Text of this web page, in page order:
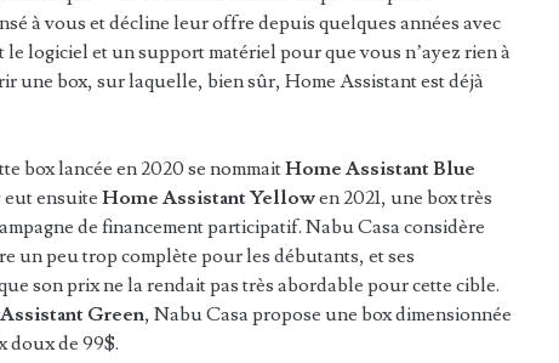
à vous et décline leur offre depuis quelques années avec
logiciel et un support matériel pour que vous n’ayez rien à
une box, sur laquelle, bien sûr, Home Assistant est déjà
box lancée en 2020 se nommaitHome Assistant Blue
eut ensuiteHome Assistant Yellowen 2021, une box très
de financement participatif. Nabu Casa considère
un peu trop complète pour les débutants, et ses
son prix ne la rendait pas très abordable pour cette cible.
Green, Nabu Casa propose une box dimensionnée
doux de 99$.